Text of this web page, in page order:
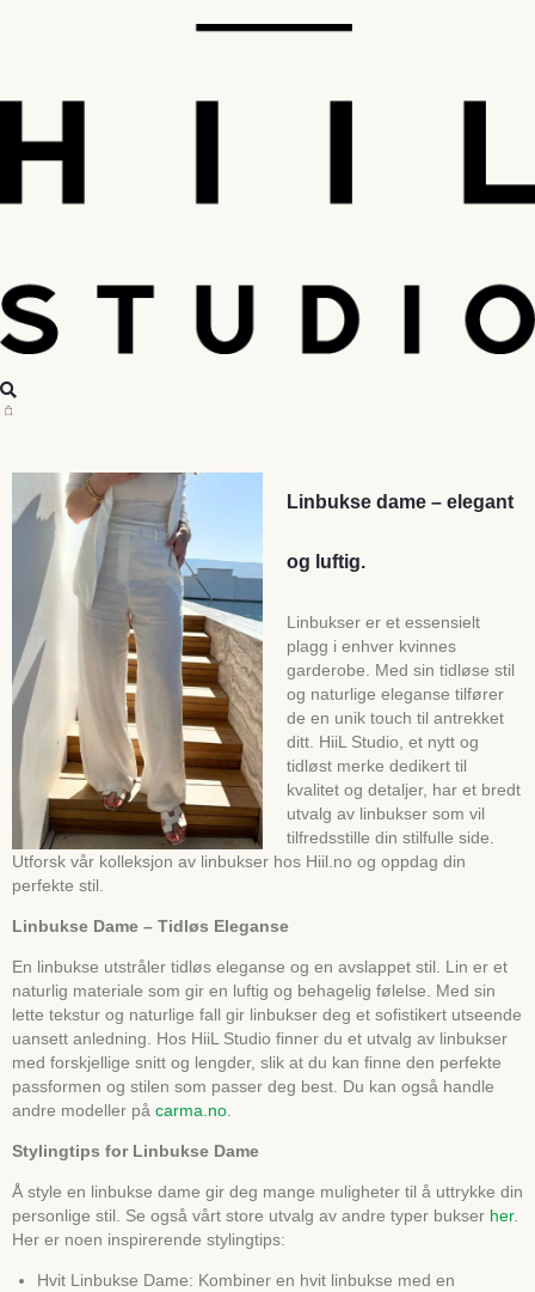
Linbukse dame – elegant
og luftig.
Linbukser er et essensielt
plagg i enhver kvinnes
garderobe. Med sin tidløse stil
og naturlige eleganse tilfører
de en unik touch til antrekket
ditt. HiiL Studio, et nytt og
tidløst merke dedikert til
kvalitet og detaljer, har et bredt
utvalg av linbukser som vil
tilfredsstille din stilfulle side.
Utforsk vår kolleksjon av linbukser hos Hiil.no og oppdag din
perfekte stil.
Linbukse Dame – Tidløs Eleganse
En linbukse utstråler tidløs eleganse og en avslappet stil. Lin er et
naturlig materiale som gir en luftig og behagelig følelse. Med sin
lette tekstur og naturlige fall gir linbukser deg et sofistikert utseende
uansett anledning. Hos HiiL Studio finner du et utvalg av linbukser
med forskjellige snitt og lengder, slik at du kan finne den perfekte
passformen og stilen som passer deg best. Du kan også handle
andre modeller på carma.no
Stylingtips for Linbukse Dame
Å style en linbukse dame gir deg mange muligheter til å uttrykke din
personlige stil. Se også vårt store utvalg av andre typer bukser her.
Her er noen inspirerende stylingtips:
Hvit Linbukse Dame: Kombiner en hvit linbukse med en